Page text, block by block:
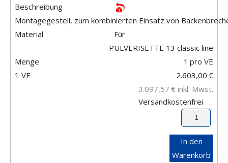
Beschreibung
Montagegestell, zum kombinierten Einsatz von
Material
Für
PULVERISETTE 13 classic line
Menge
1 pro VE
1 VE
2.603,00 €
3.097,57 € inkl. Mwst.
Versandkostenfrei
In den
Warenkorb